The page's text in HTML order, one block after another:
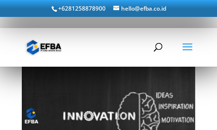
+6281258878900 hello@efba.co.id